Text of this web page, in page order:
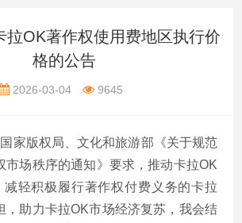
拉OK著作权使用费地区执行价
格的公告
2026-03-04 9645
家版权局、文化和旅游部《关于规范
市场秩序的通知》要求，推动卡拉OK
轻积极履行著作权付费义务的卡拉
，助力卡拉OK市场经济复苏，我会结